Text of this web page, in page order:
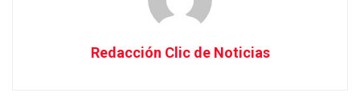
Redacción Clic de Noticias